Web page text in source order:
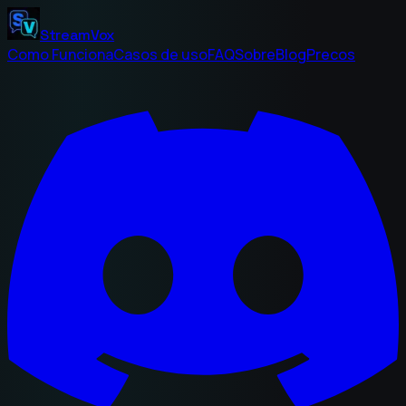
StreamVox
Como FuncionaCasos de usoFAQSobreBlogPrecos